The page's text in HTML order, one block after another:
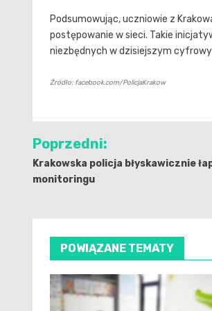
Podsumowując, uczniowie z
postępowanie w sieci. Takie
niezbędnych w dzisiejszym
Źródło: facebook.com/PolicjaKrakow
Nawigacja
wpisu
Poprzedni:
Krakowska policja błyskawicznie
monitoringu
POWIĄZANE TEMATY